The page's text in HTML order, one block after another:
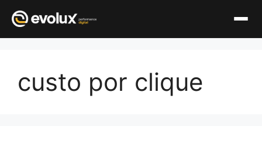
conteúdo
custo por clique